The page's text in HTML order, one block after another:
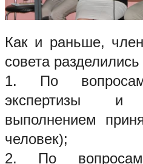
Как и раньше,
совета
1. По вопросам
экспертизы
выполнением
человек);
2. По вопросам